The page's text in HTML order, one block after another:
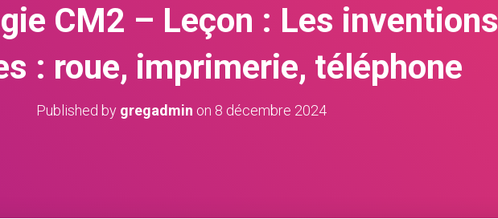
CM2 – Leçon : Les inventions
: roue, imprimerie, téléphone
Published by gregadmin on 8 décembre 2024